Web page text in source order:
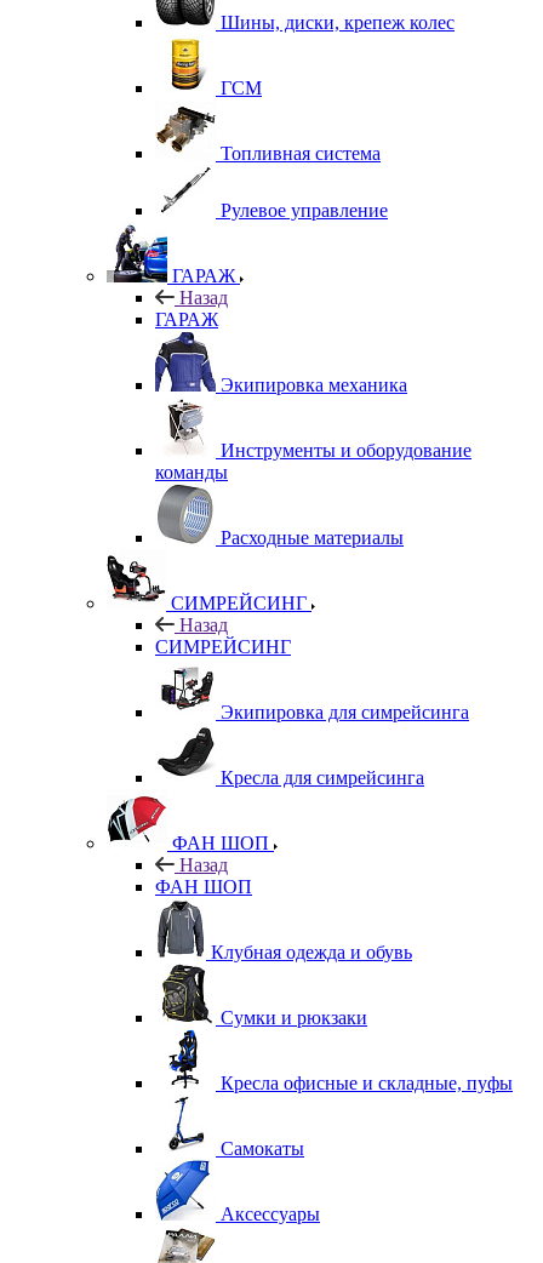
Шины, диски, крепеж колес
ГСМ
Топливная система
Рулевое управление
ГАРАЖ
Назад
ГАРАЖ
Экипировка механика
Инструменты и оборудование
команды
Расходные материалы
СИМРЕЙСИНГ
Назад
СИМРЕЙСИНГ
Экипировка для симрейсинга
Кресла для симрейсинга
ФАН ШОП
Назад
ФАН ШОП
Клубная одежда и обувь
Сумки и рюкзаки
Кресла офисные и складные, пуфы
Самокаты
Аксессуары